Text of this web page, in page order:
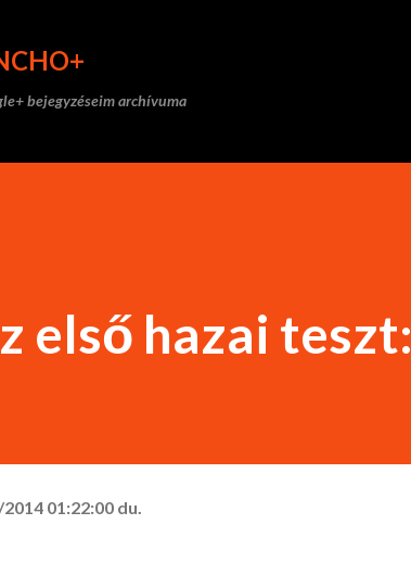
bejegyzéseim archívuma
első hazai teszt:
01:22:00 du.